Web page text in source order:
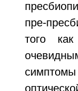
пре-
того